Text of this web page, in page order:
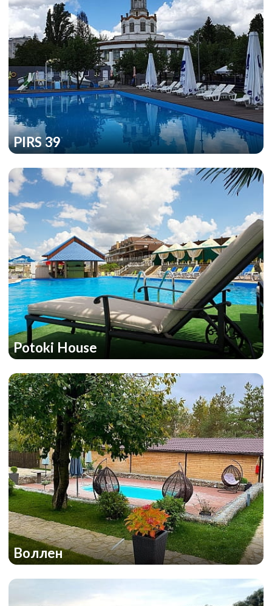
PIRS 39
Potoki House
Воллен